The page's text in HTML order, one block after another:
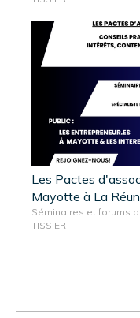
Les Pactes
Mayotte à La
Séminaires et forums
TISSIER